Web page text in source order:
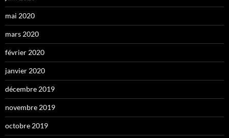
mai 2020
mars 2020
février 2020
janvier 2020
décembre 2019
novembre 2019
octobre 2019